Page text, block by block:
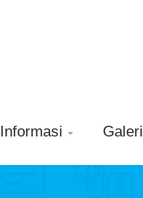
Informasi  Galeri